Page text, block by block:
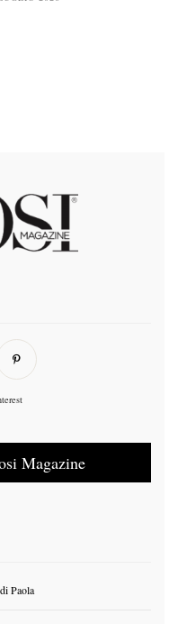
Magazine
Paola